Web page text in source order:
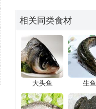
相关同类食材
大头鱼 生鱼